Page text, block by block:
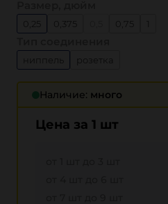
Наличие: много
Цена за 1 шт
0,375 0,75